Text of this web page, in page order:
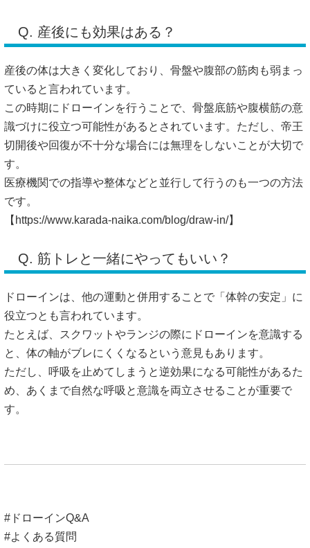
Q. 産後にも効果はある？
産後の体は大きく変化しており、骨盤や腹部の筋肉も弱まっ
ていると言われています。
この時期にドローインを行うことで、骨盤底筋や腹横筋の意
識づけに役立つ可能性があるとされています。ただし、帝王
切開後や回復が不十分な場合には無理をしないことが大切で
す。
医療機関での指導や整体などと並行して行うのも一つの方法
です。
【 https://www.karada-naika.com/blog/draw-in/】
Q. 筋トレと一緒にやってもいい？
ドローインは、他の運動と併用することで「体幹の安定」に
役立つとも言われています。
たとえば、スクワットやランジの際にドローインを意識する
と、体の軸がブレにくくなるという意見もあります。
ただし、呼吸を止めてしまうと逆効果になる可能性があるた
め、あくまで自然な呼吸と意識を両立させることが重要で
す。
#ドローインQ&A
#よくある質問